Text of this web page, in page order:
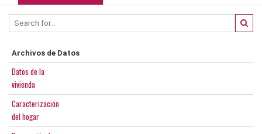
Archivos de Datos
Datos de la
vivienda
Caracterización
del hogar